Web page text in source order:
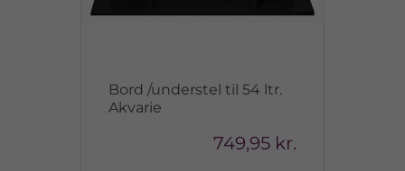
Bord /understel til 54 ltr.
Akvarie
749,95 kr.